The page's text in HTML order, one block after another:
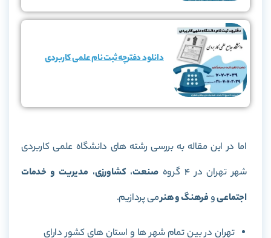
دانلود دفترچه ثبت نام علمی کاربردی
اما در این مقاله به بررسی رشته های دانشگاه علمی کاربردی
شهر تهران در 4 گروه
صنعت،کشاورزی، مدیریت و خدمات
اجتماعیوفرهنگ و هنرمی پردازیم.
تهران در بین تمام شهر ها و استان های کشور دارای